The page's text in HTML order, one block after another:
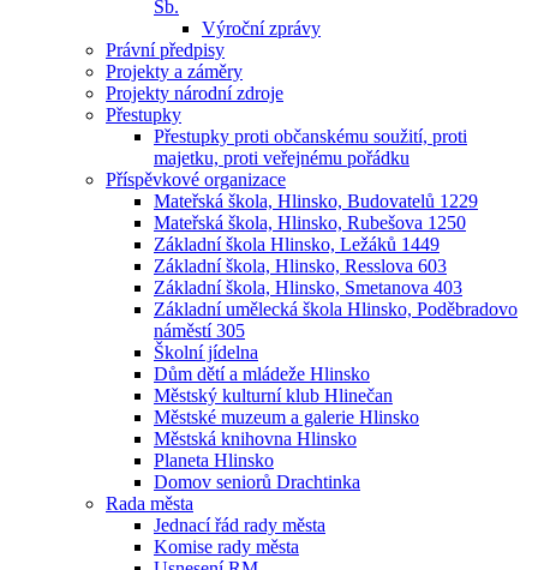
Sb.
Výroční zprávy
Právní předpisy
Projekty a záměry
Projekty národní zdroje
Přestupky
Přestupky proti občanskému soužití, proti
majetku, proti veřejnému pořádku
Příspěvkové organizace
Mateřská škola, Hlinsko, Budovatelů 1229
Mateřská škola, Hlinsko, Rubešova 1250
Základní škola Hlinsko, Ležáků 1449
Základní škola, Hlinsko, Resslova 603
Základní škola, Hlinsko, Smetanova 403
Základní umělecká škola Hlinsko, Poděbradovo
náměstí 305
Školní jídelna
Dům dětí a mládeže Hlinsko
Městský kulturní klub Hlinečan
Městské muzeum a galerie Hlinsko
Městská knihovna Hlinsko
Planeta Hlinsko
Domov seniorů Drachtinka
Rada města
Jednací řád rady města
Komise rady města